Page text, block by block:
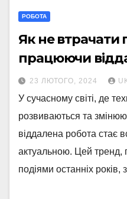
РОБОТА
Як не втрачати
працюючи
23 ЛЮТОГО, 2024
У сучасному світі, де
розвиваються та
віддалена робота стає
актуальною. Цей тренд,
подіями останніх